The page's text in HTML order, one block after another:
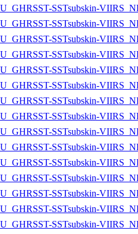
SSTsubskin-
SSTsubskin-
SSTsubskin-
SSTsubskin-
SSTsubskin-
SSTsubskin-
SSTsubskin-
SSTsubskin-
SSTsubskin-
SSTsubskin-
SSTsubskin-
SSTsubskin-
SSTsubskin-
SSTsubskin-
SSTsubskin-